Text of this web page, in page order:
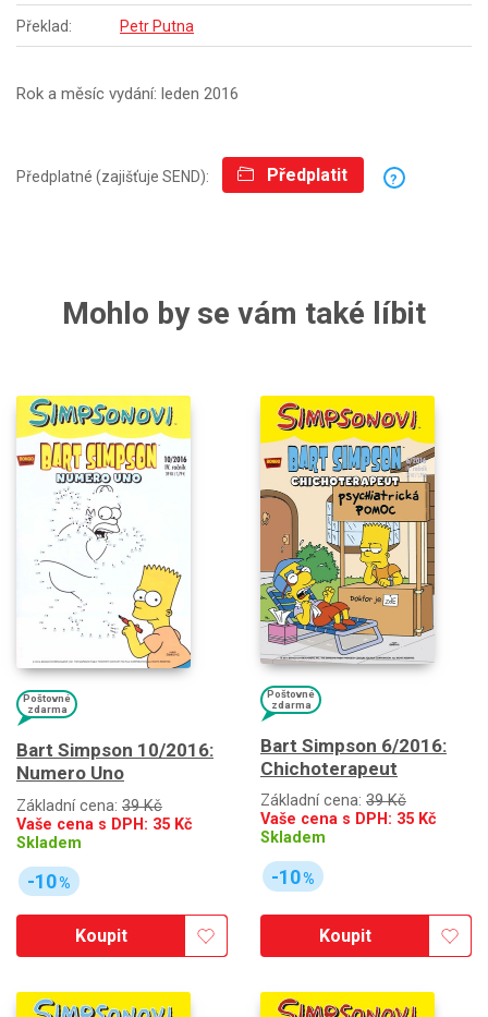
Překlad: Petr Putna
Rok a měsíc vydání: leden 2016
Předplatné (zajišťuje SEND): Předplatit ?
Mohlo by se vám také líbit
Poštovné
zdarma
Bart Simpson 10/2016:
Numero Uno
Základní cena: 39 Kč
Vaše cena s DPH: 35 Kč
Skladem
-10%
Koupit
Poštovné
zdarma
Bart Simpson 6/2016:
Chichoterapeut
Základní cena: 39 Kč
Vaše cena s DPH: 35 Kč
Skladem
-10%
Koupit